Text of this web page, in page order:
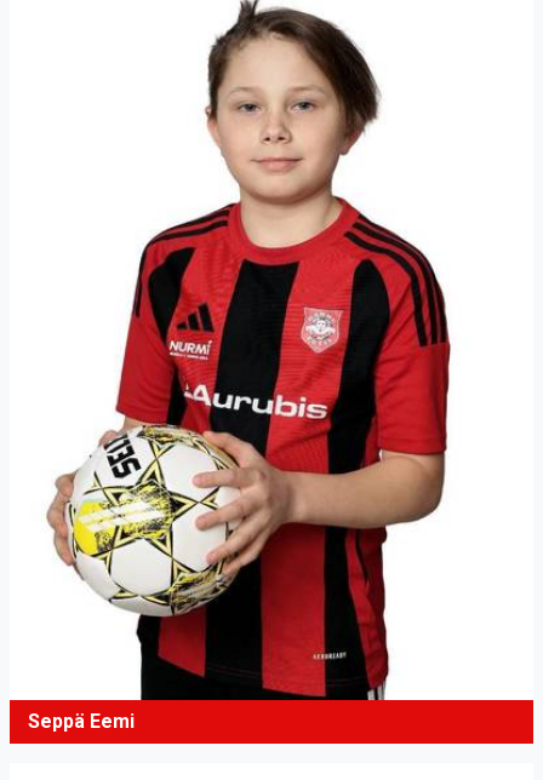
Seppä Eemi